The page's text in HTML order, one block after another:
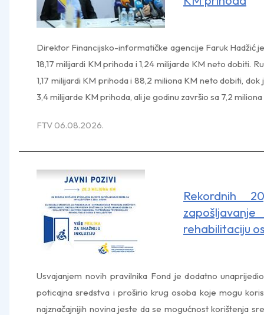
Direktor Financijsko-informatičke agencije Faruk Hadžić
18,17 milijardi KM prihoda i 1,24 milijarde KM neto dobiti.
1,17 milijardi KM prihoda i 88,2 miliona KM neto dobiti,
3,4 milijarde KM prihoda, ali je godinu završio sa 7,2
FTV 06.08.2026.
Rekordnih
rehabilitaciju
Usvajanjem novih pravilnika Fond je dodatno
poticajna sredstva i proširio krug osoba koje mogu
najznačajnijih novina jeste da se mogućnost korištenja